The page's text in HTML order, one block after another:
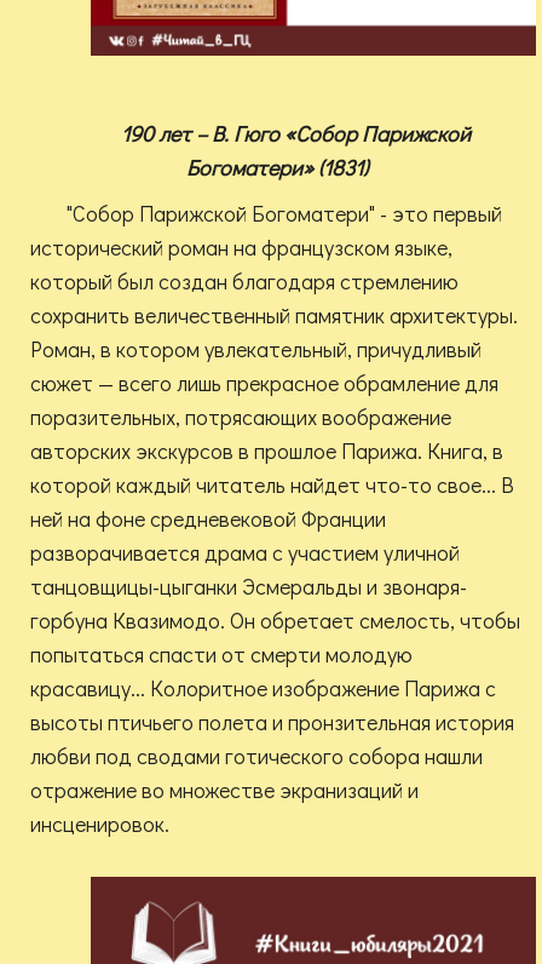
190 лет – В. Гюго «Собор Парижской
Богоматери» (1831)
"Собор Парижской Богоматери" - это первый
исторический роман на французском языке,
который был создан благодаря стремлению
сохранить величественный памятник архитектуры.
Роман, в котором увлекательный, причудливый
сюжет — всего лишь прекрасное обрамление для
поразительных, потрясающих воображение
авторских экскурсов в прошлое Парижа. Книга, в
которой каждый читатель найдет что-то свое... В
ней на фоне средневековой Франции
разворачивается драма с участием уличной
танцовщицы-цыганки Эсмеральды и звонаря-
горбуна Квазимодо. Он обретает смелость, чтобы
попытаться спасти от смерти молодую
красавицу... Колоритное изображение Парижа с
высоты птичьего полета и пронзительная история
любви под сводами готического собора нашли
отражение во множестве экранизаций и
инсценировок.